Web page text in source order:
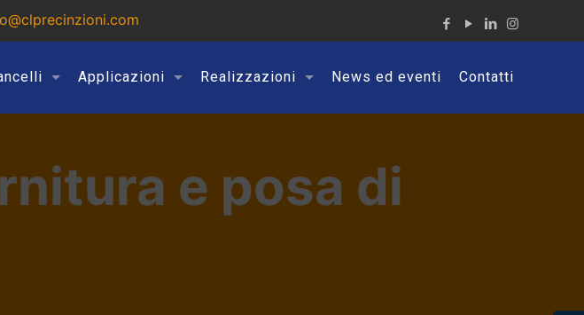
Applicazioni Realizzazioni News ed eventi Contatti
e posa di